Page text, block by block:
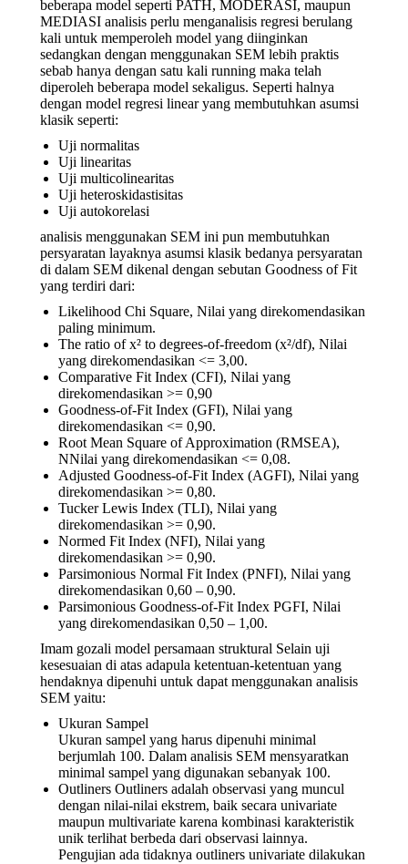
beberapa model seperti PATH, MODERASI, maupun
MEDIASI analisis perlu menganalisis regresi berulang
kali untuk memperoleh model yang diinginkan
sedangkan dengan menggunakan SEM lebih praktis
sebab hanya dengan satu kali running maka telah
diperoleh beberapa model sekaligus. Seperti halnya
dengan model regresi linear yang membutuhkan asumsi
klasik seperti:
Uji normalitas
Uji linearitas
Uji multicolinearitas
Uji heteroskidastisitas
Uji autokorelasi
analisis menggunakan SEM ini pun membutuhkan
persyaratan layaknya asumsi klasik bedanya persyaratan
di dalam SEM dikenal dengan sebutan Goodness of Fit
yang terdiri dari:
Likelihood Chi Square, Nilai yang direkomendasikan
paling minimum.
The ratio of x² to degrees-of-freedom (x²/df), Nilai
yang direkomendasikan <= 3,00.
Comparative Fit Index (CFI), Nilai yang
direkomendasikan >= 0,90
Goodness-of-Fit Index (GFI), Nilai yang
direkomendasikan <= 0,90.
Root Mean Square of Approximation (RMSEA),
NNilai yang direkomendasikan <= 0,08.
Adjusted Goodness-of-Fit Index (AGFI), Nilai yang
direkomendasikan >= 0,80.
Tucker Lewis Index (TLI), Nilai yang
direkomendasikan >= 0,90.
Normed Fit Index (NFI), Nilai yang
direkomendasikan >= 0,90.
Parsimonious Normal Fit Index (PNFI), Nilai yang
direkomendasikan 0,60 – 0,90.
Parsimonious Goodness-of-Fit Index PGFI, Nilai
yang direkomendasikan 0,50 – 1,00.
Imam gozali model persamaan struktural Selain uji
kesesuaian di atas adapula ketentuan-ketentuan yang
hendaknya dipenuhi untuk dapat menggunakan analisis
SEM yaitu:
Ukuran Sampel
Ukuran sampel yang harus dipenuhi minimal
berjumlah 100. Dalam analisis SEM mensyaratkan
minimal sampel yang digunakan sebanyak 100.
Outliners Outliners adalah observasi yang muncul
dengan nilai-nilai ekstrem, baik secara univariate
maupun multivariate karena kombinasi karakteristik
unik terlihat berbeda dari observasi lainnya.
Pengujian ada tidaknya outliners univariate dilakukan